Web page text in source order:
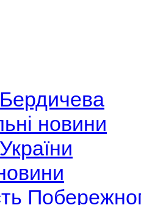
новини